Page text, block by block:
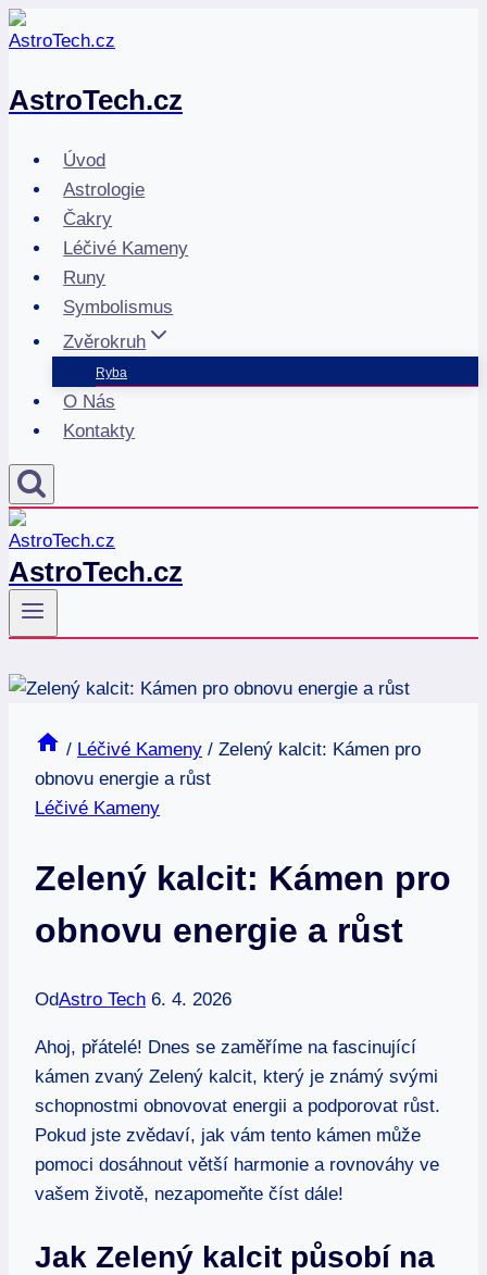
Přeskočit
na
AstroTech.cz
Úvod
Astrologie
Čakry
Léčivé Kameny
Runy
Symbolismus
Zvěrokruh
Ryba
O Nás
Kontakty
AstroTech.cz
/ Léčivé Kameny / Zelený kalcit: Kámen pro
obnovu energie a růst
Léčivé Kameny
Zelený kalcit: Kámen pro
obnovu energie a růst
OdAstro Tech 6. 4. 2026
Ahoj, přátelé! Dnes se zaměříme na fascinující
kámen zvaný Zelený kalcit, který je známý svými
schopnostmi obnovovat energii a podporovat růst.
Pokud jste zvědaví, jak vám tento kámen může
pomoci dosáhnout větší harmonie a rovnováhy ve
vašem životě, nezapomeňte číst dále!
Jak Zelený kalcit působí na